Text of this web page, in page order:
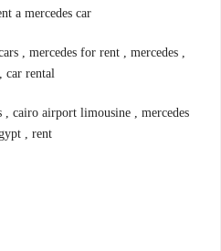
a mercedes car
, mercedes for rent , mercedes ,
car rental
, cairo airport limousine , mercedes
, rent